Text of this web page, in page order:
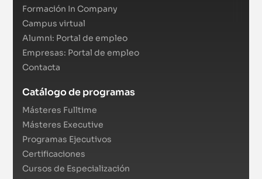
Formación In Company
Campus virtual
Alumni: Portal de empleo
Empresas: Portal de empleo
Contacta
Catálogo de programas
Másteres Fulltime
Másteres Executive
Programas Ejecutivos
Certificaciones
Cursos de Especialización